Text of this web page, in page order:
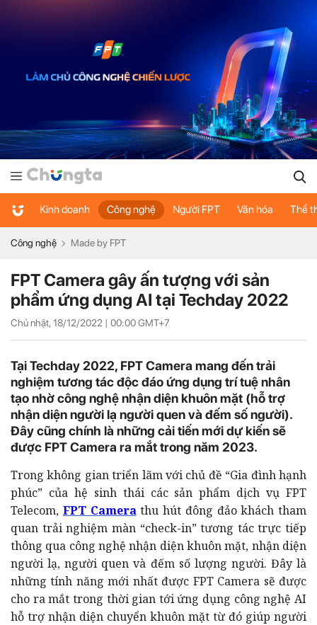
Kinh doanh Công nghệ Người FPT Văn hóa Thể
Công nghệ Made by FPT
FPT Camera gây ấn tượng với sản
phẩm ứng dụng AI tại Techday 2022
Chủ nhật, 18/12/2022 | 00:00GMT+7
Tại Techday 2022, FPT Camera mang đến trải
nghiệm tương tác độc đáo ứng dụng trí tuệ nhân
tạo nhờ công nghệ nhận diện khuôn mặt (hỗ trợ
nhận diện người lạ người quen và đếm số người).
Đây cũng chính là những cải tiến mới dự kiến sẽ
được FPT Camera ra mắt trong năm 2023.
Trong không gian triển lãm với chủ đề “Gia đình hạnh
phúc” của hệ sinh thái các sản phẩm dịch vụ FPT
Telecom, FPT Camerathu hút đông đảo khách tham
quan trải nghiệm màn “check-in” tương tác trực tiếp
thông qua công nghệ nhận diện khuôn mặt, nhận diện
người lạ, người quen và đếm số lượng người. Đây là
những tính năng mới nhất được FPT Camera sẽ được
cho ra mắt trong thời gian tới ứng dụng công nghệ AI
hỗ trợ nhận diện chuyển khuôn mặt từ đó giúp người